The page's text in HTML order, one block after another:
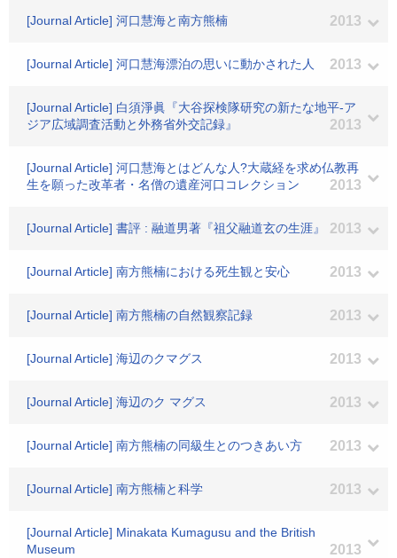
[Journal Article] 河口慧海と南方熊楠 2013
[Journal Article] 河口慧海漂泊の思いに動かされた人 2013
[Journal Article] 白須淨眞『大谷探検隊研究の新たな地平-ア
ジア広域調査活動と外務省外交記録』
2013
[Journal Article] 河口慧海とはどんな人?大蔵経を求め仏教再
生を願った改革者・名僧の遺産河口コレクション
2013
[Journal Article] 書評 : 融道男著『祖父融道玄の生涯』 2013
[Journal Article] 南方熊楠における死生観と安心 2013
[Journal Article] 南方熊楠の自然観察記録 2013
[Journal Article] 海辺のクマグス 2013
[Journal Article] 海辺のク マグス 2013
[Journal Article] 南方熊楠の同級生とのつきあい方 2013
[Journal Article] 南方熊楠と科学 2013
[Journal Article] Minakata Kumagusu and the British
Museum
2013